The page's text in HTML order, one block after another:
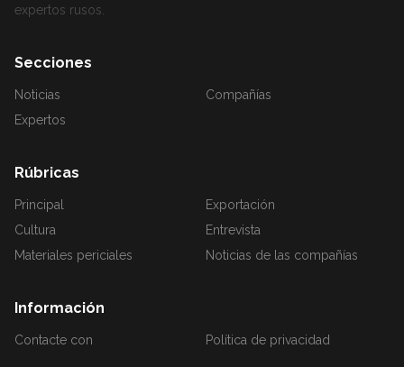
expertos rusos.
Secciones
Noticias
Compañías
Expertos
Rúbricas
Principal
Exportación
Cultura
Entrevista
Materiales periciales
Noticias de las compañías
Información
Contacte con Política de privacidad